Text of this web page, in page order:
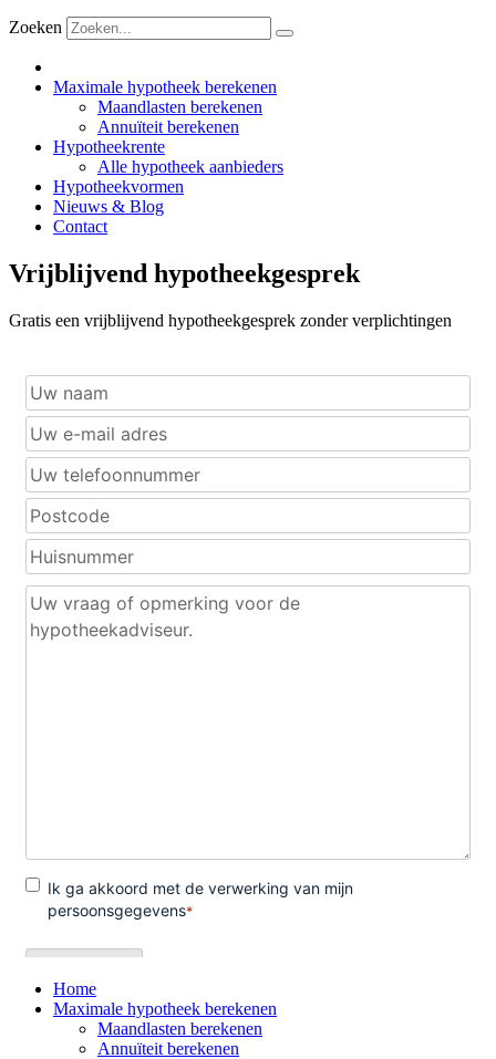
Zoeken
Maximale hypotheek berekenen
Maandlasten berekenen
Annuïteit berekenen
Hypotheekrente
Alle hypotheek aanbieders
Hypotheekvormen
Nieuws & Blog
Contact
Vrijblijvend hypotheekgesprek
Gratis een vrijblijvend hypotheekgesprek zonder verplichtingen
Home
Maximale hypotheek berekenen
Maandlasten berekenen
Annuïteit berekenen